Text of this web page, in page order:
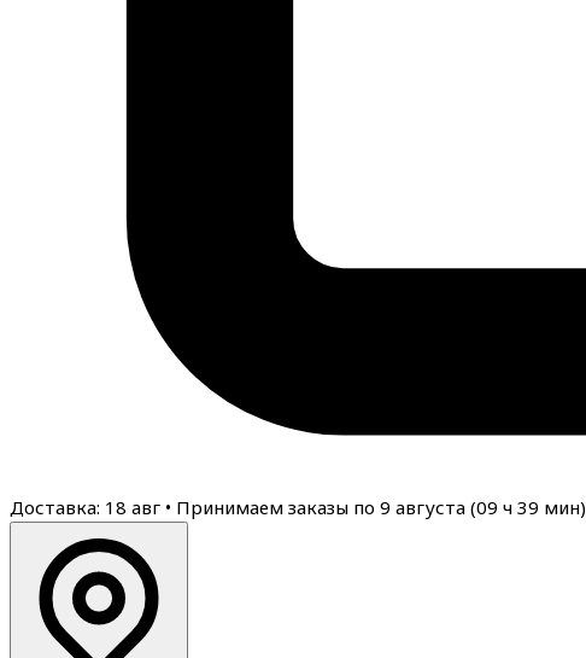
Доставка: 18 авг • Принимаем заказы по 9 августа (09 ч 39 мин)